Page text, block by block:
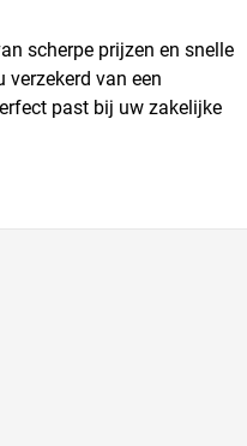
scherpe prijzen en snelle
verzekerd van een
past bij uw zakelijke